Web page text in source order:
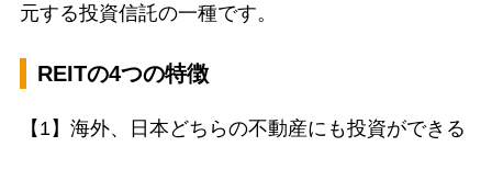
元する投資信託の一種です。
REITの4つの特徴
【1】海外、日本どちらの不動産にも投資ができる